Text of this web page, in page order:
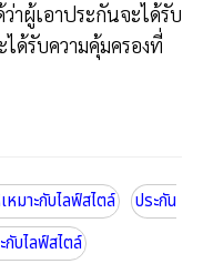
าผู้เอาประกันจะได้รับ
ได้รับความคุ้มครองที่
มาะกับไลฟ์สไตล์
ประกัน
กับไลฟ์สไตล์